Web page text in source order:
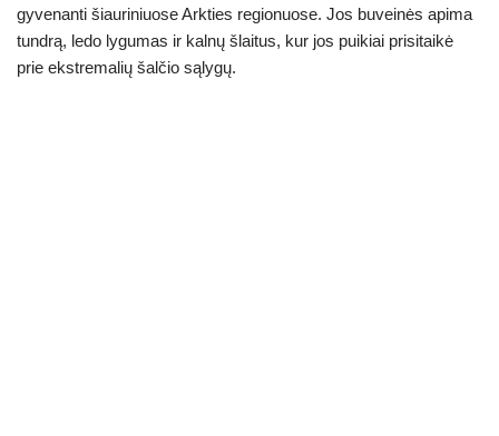
gyvenanti šiauriniuose Arkties regionuose. Jos buveinės apima
tundrą, ledo lygumas ir kalnų šlaitus, kur jos puikiai prisitaikė
prie ekstremalių šalčio sąlygų.